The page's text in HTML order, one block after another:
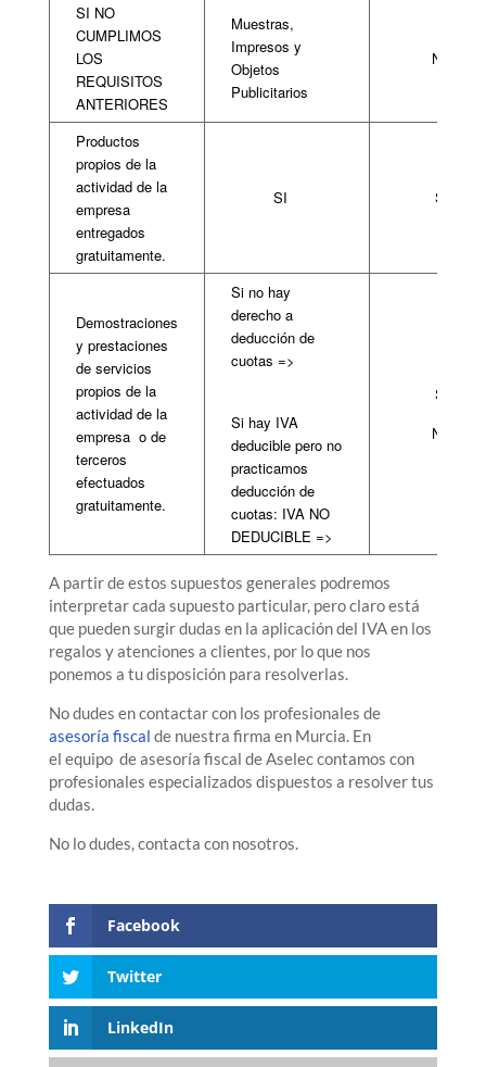
SI NO
CUMPLIMOS
LOS
REQUISITOS
ANTERIORES
Muestras,
Impresos y
Objetos
Publicitarios
NO
Productos
propios de la
actividad de la
empresa
entregados
gratuitamente.
SI SI
Demostraciones
y prestaciones
de servicios
propios de la
actividad de la
empresa o de
terceros
efectuados
gratuitamente.
Si no hay
derecho a
deducción de
cuotas =>
Si hay IVA
deducible pero no
practicamos
deducción de
cuotas: IVA NO
DEDUCIBLE =>
SI
NO
A partir de estos supuestos generales podremos
interpretar cada supuesto particular, pero claro está
que pueden surgir dudas en la aplicación del IVA en los
regalos y atenciones a clientes, por lo que nos
ponemos a tu disposición para resolverlas.
No dudes en contactar con los profesionales de
asesoría fiscal de nuestra firma en Murcia. En
el equipo de asesoría fiscal de Aselec contamos con
profesionales especializados dispuestos a resolver tus
dudas.
No lo dudes, contacta con nosotros.
Facebook
Twitter
LinkedIn